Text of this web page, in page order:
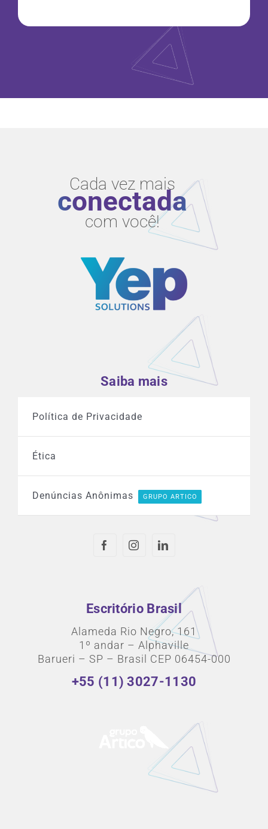
Cada vez mais
conectada
com você!
Saiba mais
Política de Privacidade
Ética
Denúncias Anônimas GRUPO ARTICO
Escritório Brasil
Alameda Rio Negro, 161
1º andar – Alphaville
Barueri – SP – Brasil CEP 06454-000
+55 (11) 3027-1130